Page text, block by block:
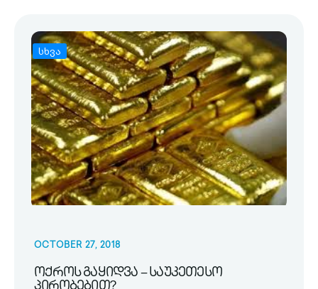
სხვა
OCTOBER 27, 2018
ოქროს გაყიდვა – საუკეთესო